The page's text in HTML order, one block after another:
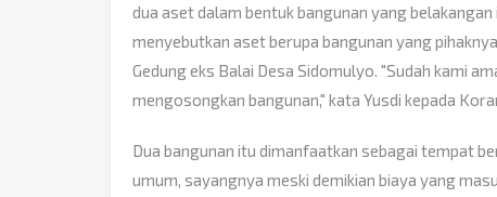
dua aset dalam bentuk bangunan yang
menyebutkan aset berupa bangunan yang
Gedung eks Balai Desa Sidomulyo. "Sudah kami
mengosongkan bangunan," kata Yusdi kepada
Dua bangunan itu dimanfaatkan sebagai tempat
umum, sayangnya meski demikian biaya yang